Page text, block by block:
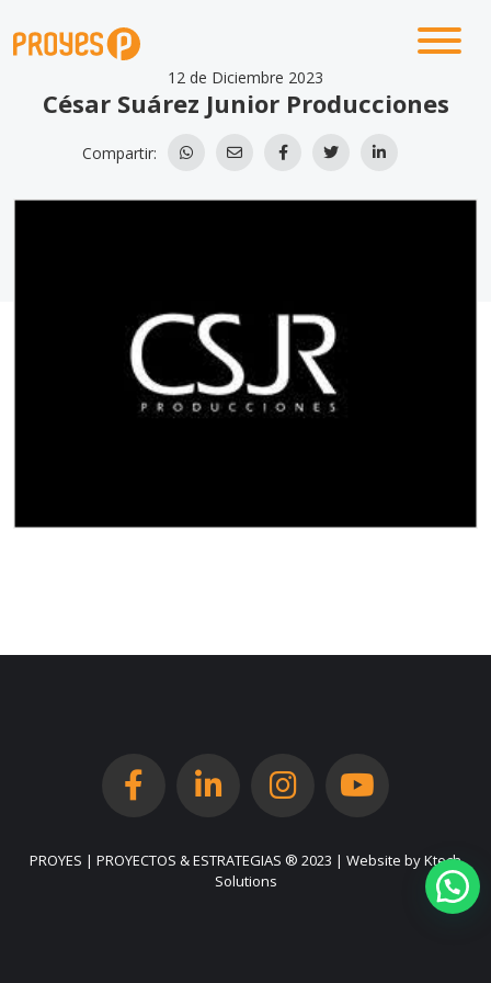
12 de Diciembre 2023
César Suárez Junior Producciones
Compartir:
PROYES | PROYECTOS & ESTRATEGIAS ® 2023 | Website byKtech
Solutions